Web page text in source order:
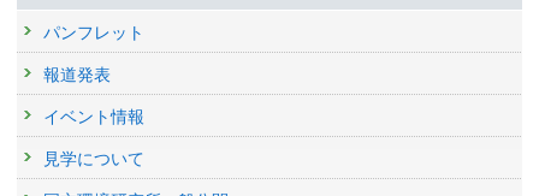
パンフレット
報道発表
イベント情報
見学について